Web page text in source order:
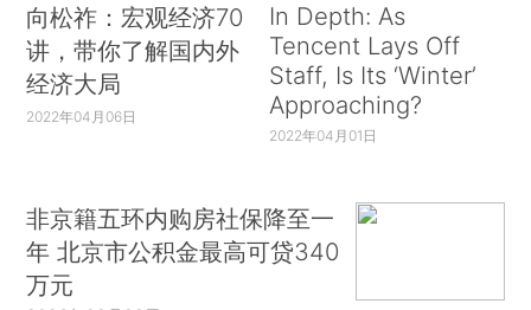
向松祚：宏观经济70
讲，带你了解国内外
经济大局
2022年04月06日
In Depth: As
Tencent Lays Off
Staff, Is Its ‘Winter’
Approaching?
2022年04月01日
非京籍五环内购房社保降至一
年 北京市公积金最高可贷340
万元